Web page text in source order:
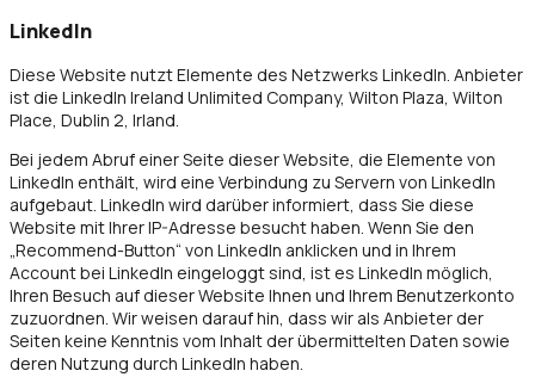
LinkedIn
Diese Website nutzt Elemente des Netzwerks LinkedIn. Anbieter
ist die LinkedIn Ireland Unlimited Company, Wilton Plaza, Wilton
Place, Dublin 2, Irland.
Bei jedem Abruf einer Seite dieser Website, die Elemente von
LinkedIn enthält, wird eine Verbindung zu Servern von LinkedIn
aufgebaut. LinkedIn wird darüber informiert, dass Sie diese
Website mit Ihrer IP-Adresse besucht haben. Wenn Sie den
„Recommend-Button“ von LinkedIn anklicken und in Ihrem
Account bei LinkedIn eingeloggt sind, ist es LinkedIn möglich,
Ihren Besuch auf dieser Website Ihnen und Ihrem Benutzerkonto
zuzuordnen. Wir weisen darauf hin, dass wir als Anbieter der
Seiten keine Kenntnis vom Inhalt der übermittelten Daten sowie
deren Nutzung durch LinkedIn haben.